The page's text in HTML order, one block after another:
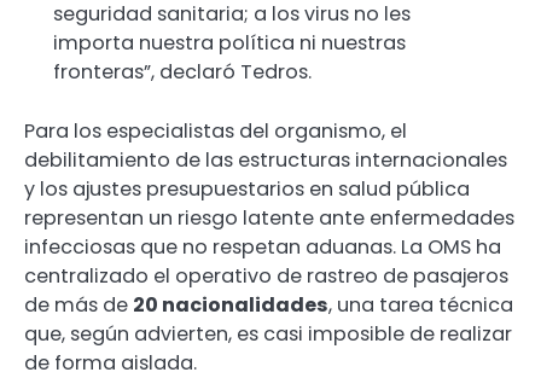
seguridad sanitaria; a los virus no les
importa nuestra política ni nuestras
fronteras”, declaró Tedros.
Para los especialistas del organismo, el
debilitamiento de las estructuras internacionales
y los ajustes presupuestarios en salud pública
representan un riesgo latente ante enfermedades
infecciosas que no respetan aduanas. La OMS ha
centralizado el operativo de rastreo de pasajeros
de más de 20 nacionalidades, una tarea técnica
que, según advierten, es casi imposible de realizar
de forma aislada.